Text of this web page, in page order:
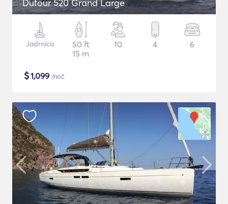
Dufour 520 Grand Large
Jadrnica
50 ft
15 m
10 4 6
$1,099 /noč